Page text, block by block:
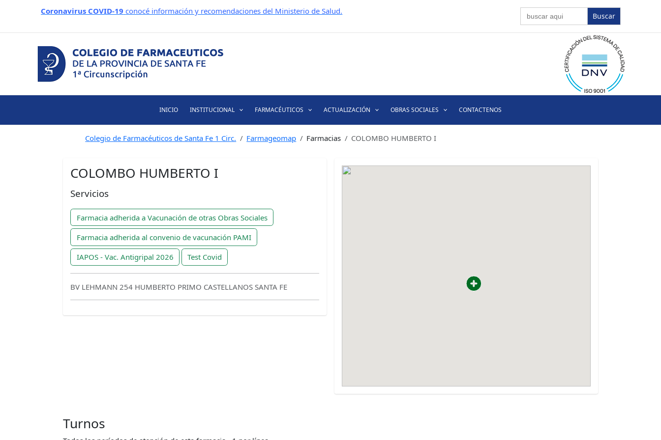
Coronavirus COVID-19 conocé información y recomendaciones del Ministerio de Salud. Buscar:
INICIO INSTITUCIONAL FARMACÉUTICOS ACTUALIZACIÓN OBRAS SOCIALES CONTACTENOS
Colegio de Farmacéuticos de Santa Fe 1 Circ. Farmageomap Farmacias COLOMBO HUMBERTO I
COLOMBO HUMBERTO I
Servicios
Farmacia adherida a Vacunación de otras Obras Sociales
Farmacia adherida al convenio de vacunación PAMI
IAPOS - Vac. Antigripal 2026 Test Covid
BV LEHMANN 254 HUMBERTO PRIMO CASTELLANOS SANTA FE
Turnos